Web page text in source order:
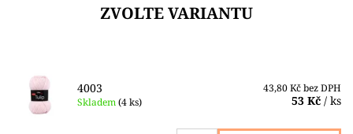
ZVOLTE VARIANTU
4003
Skladem(4 ks)
43,80 Kč bez DPH
53 Kč / ks